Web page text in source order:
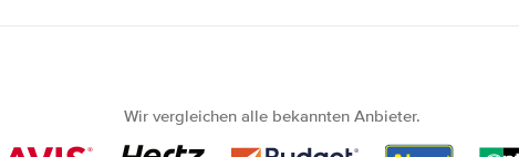
Wir vergleichen alle bekannten Anbieter.